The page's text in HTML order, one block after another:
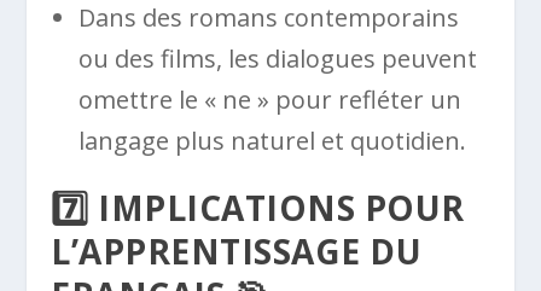
Dans des romans contemporains
ou des films, les dialogues peuvent
omettre le « ne » pour refléter un
langage plus naturel et quotidien.
7️⃣ IMPLICATIONS POUR
L’APPRENTISSAGE DU